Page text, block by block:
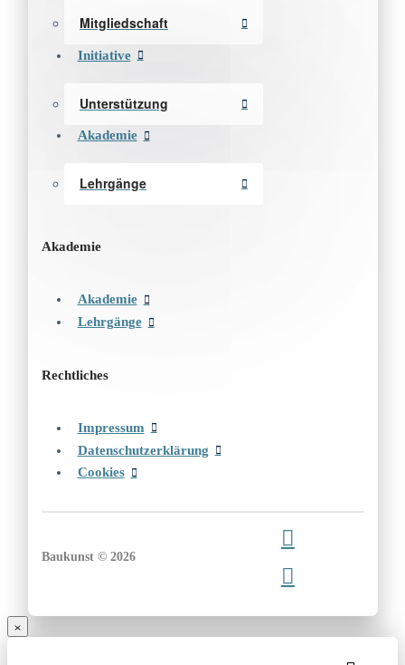
Mitgliedschaft
Initiative
Unterstützung
Akademie
Lehrgänge
Akademie
Akademie
Lehrgänge
Rechtliches
Impressum
Datenschutzerklärung
Cookies
Baukunst © 2026